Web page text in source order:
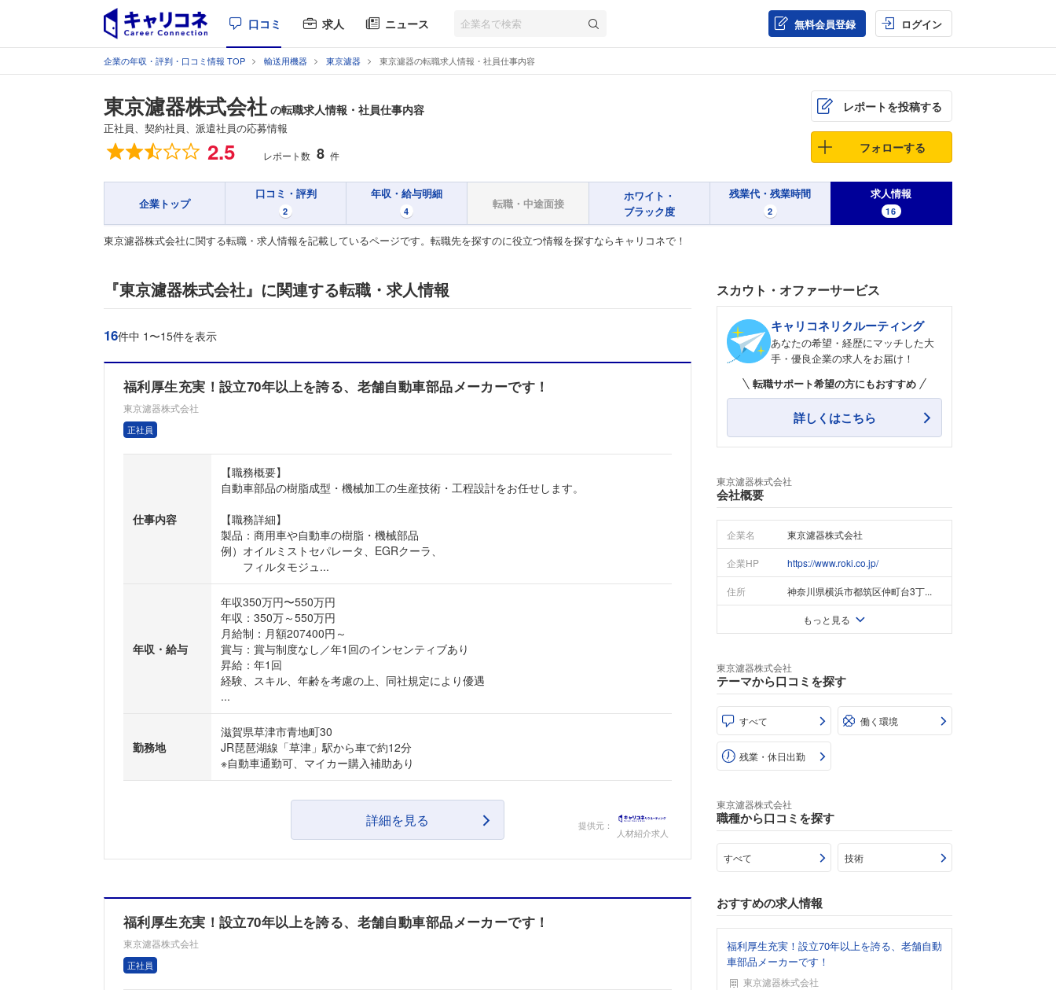
口コミ 求人 ニュース 無料会員登録 ログイン
企業の年収・評判・口コミ情報 TOP 輸送用機器 東京濾器 東京濾器の転職求人情報・社員仕事内容
東京濾器株式会社 の転職求人情報・社員仕事内容
正社員、契約社員、派遣社員の応募情報
総合評価 2.5 レポート数 8 件
レポートを投稿する
フォローする
企業トップ
口コミ・評判
2
年収・給与明細
4
転職・中途面接
ホワイト・
ブラック度
残業代・残業時間
2
求人情報
16
東京濾器株式会社に関する転職・求人情報を記載しているページです。転職先を探すのに役立つ情報を探すならキャリコネで！
『東京濾器株式会社』に関連する転職・求人情報
16件中 1〜15件を表示
福利厚生充実！設立70年以上を誇る、老舗自動車部品メーカーです！
東京濾器株式会社
正社員
仕事内容
【職務概要】
自動車部品の樹脂成型・機械加工の生産技術・工程設計をお任せします。
【職務詳細】
製品：商用車や自動車の樹脂・機械部品
例）オイルミストセパレータ、EGRクーラ、
フィルタモジュ...
年収・給与
年収350万円〜550万円
年収：350万～550万円
月給制：月額207400円～
賞与：賞与制度なし／年1回のインセンティブあり
昇給：年1回
経験、スキル、年齢を考慮の上、同社規定により優遇
...
勤務地
滋賀県草津市青地町30
JR琵琶湖線「草津」駅から車で約12分
※自動車通勤可、マイカー購入補助あり
詳細を見る 提供元：
人材紹介求人
福利厚生充実！設立70年以上を誇る、老舗自動車部品メーカーです！
東京濾器株式会社
正社員
スカウト・オファーサービス
キャリコネリクルーティング
あなたの希望・経歴にマッチした大
手・優良企業の求人をお届け！
転職サポート希望の方にもおすすめ
詳しくはこちら
東京濾器株式会社
会社概要
企業名 東京濾器株式会社
企業HP https://www.roki.co.jp/
住所 神奈川県横浜市都筑区仲町台3丁...
もっと見る
東京濾器株式会社
テーマから口コミを探す
すべて 働く環境
残業・休日出勤
東京濾器株式会社
職種から口コミを探す
すべて 技術
おすすめの求人情報
福利厚生充実！設立70年以上を誇る、老舗自動
車部品メーカーです！
東京濾器株式会社